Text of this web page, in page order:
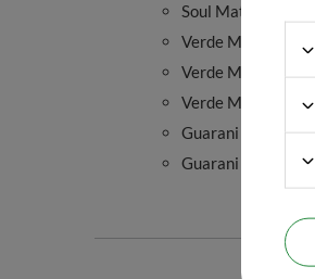
Soul Mate
Verde Mate Green
Verde Mate Green
Verde Mate
Guarani Silueta 50g
Guarani Energia